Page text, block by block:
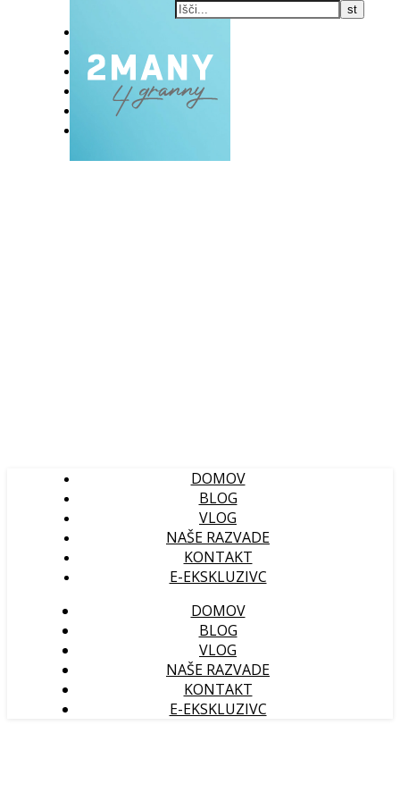
BLOG
VLOG
NAŠE RAZVADE
KONTAKT
DOMOV
BLOG
VLOG
NAŠE RAZVADE
KONTAKT
E-EKSKLUZIVC
DOMOV
BLOG
VLOG
NAŠE RAZVADE
KONTAKT
E-EKSKLUZIVC